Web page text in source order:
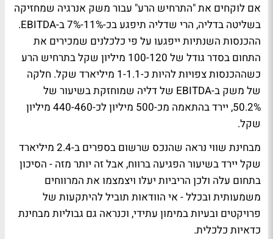
אם לוקחים את "התרחיש הרע" עבור משק אנרגיה שמחזיקה
בשליטה בדליה, הרי שדליה תיפגע בכ-11%-7% ב-EBITDA.
ההכנסות השנתיות ייפגעו על פי כלכלנים שמכירים את
התחום בסדר גודל של 100-120 מיליון שקל בתרחיש הרע
כשההכנסות צפויות להיות כ-1-1.1 מיליארד שקל. חלקה
של משק ב-EBITDA של דליה שמוחזקת בשיעור של
50.2%, יירד בהתאמה מכ-500 מיליון לכ-440-460 מיליון
שקל.
מבחינת שווי נראה שהנכס שרשום בספרים ב-2.4 מיליארד
שקל יירד בשיעור הפגיעה ברווח, אבל זה יותר מזה - הסיכון
בתחום עלה ולכן הריביות יעלו ויצמצמו את המרווחים
משמעותית ובכלל - אי הוודאות תוביל להיתקעות של
פרויקטים ובעיות במימון עתידי, וכנראה גם גבוליות מבחינת
כדאיות כלכלית.